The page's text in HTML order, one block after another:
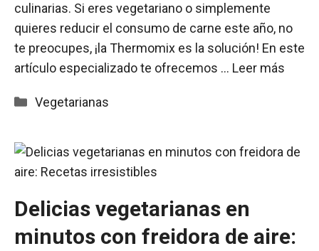
culinarias. Si eres vegetariano o simplemente
quieres reducir el consumo de carne este año, no
te preocupes, ¡la Thermomix es la solución! En este
artículo especializado te ofrecemos … Leer más
Categorías
Vegetarianas
Delicias vegetarianas en
minutos con freidora de aire: